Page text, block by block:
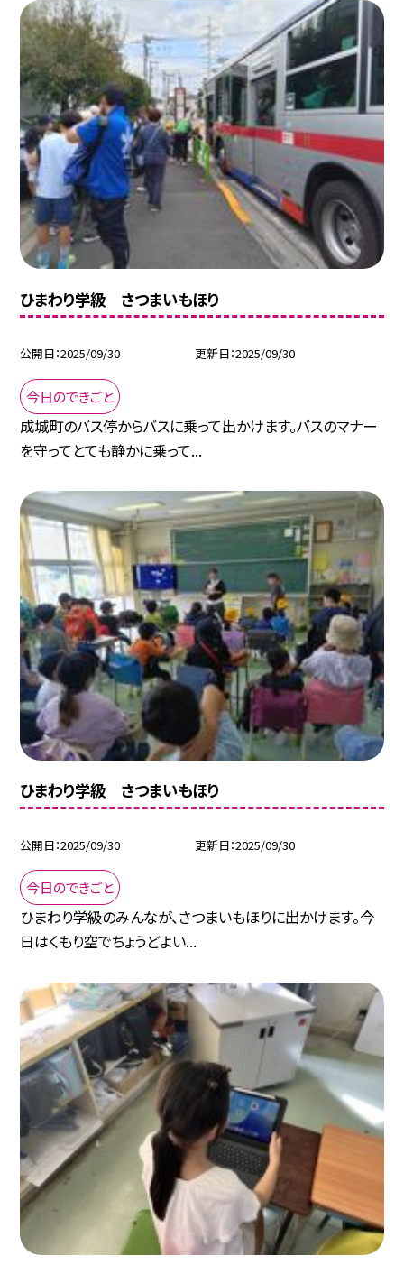
ひまわり学級 さつまいもほり
公開日 2025/09/30 更新日 2025/09/30
今日のできごと
成城町のバス停からバスに乗って出かけます。バスのマナー
を守ってとても静かに乗って...
ひまわり学級 さつまいもほり
公開日 2025/09/30 更新日 2025/09/30
今日のできごと
ひまわり学級のみんなが、さつまいもほりに出かけます。今
日はくもり空でちょうどよい...